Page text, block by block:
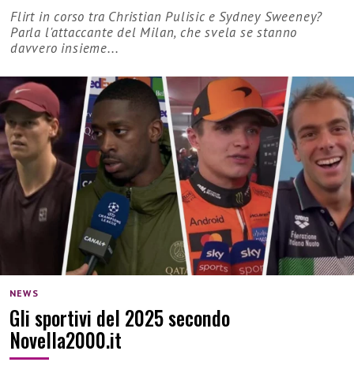
Flirt in corso tra Christian Pulisic e Sydney Sweeney?
Parla l'attaccante del Milan, che svela se stanno
davvero insieme...
NEWS
Gli sportivi del 2025 secondo
Novella2000.it